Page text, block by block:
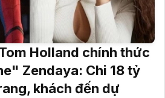
Holland chính thức
Zendaya: Chi 18 tỷ
khách đến dự